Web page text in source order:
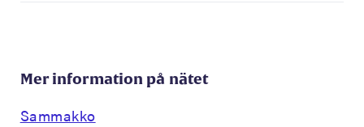
Mer information på nätet
Sammakko